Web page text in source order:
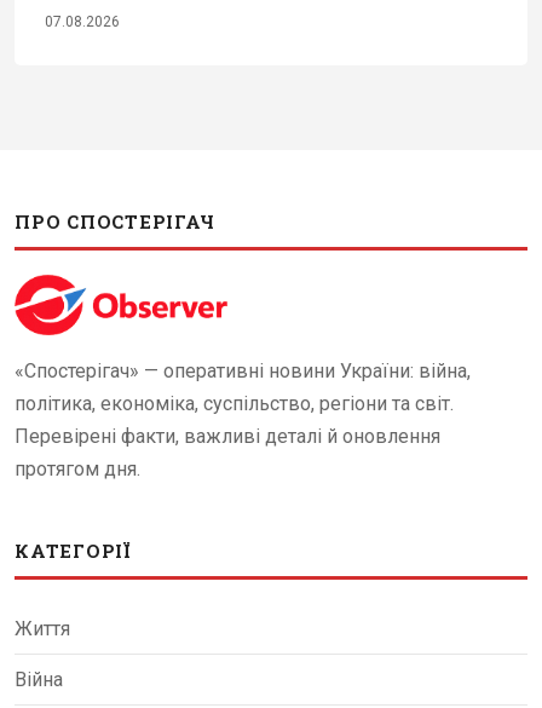
07.08.2026
ПРО СПОСТЕРІГАЧ
«Спостерігач» — оперативні новини України: війна,
політика, економіка, суспільство, регіони та світ.
Перевірені факти, важливі деталі й оновлення
протягом дня.
КАТЕГОРІЇ
Життя
Війна